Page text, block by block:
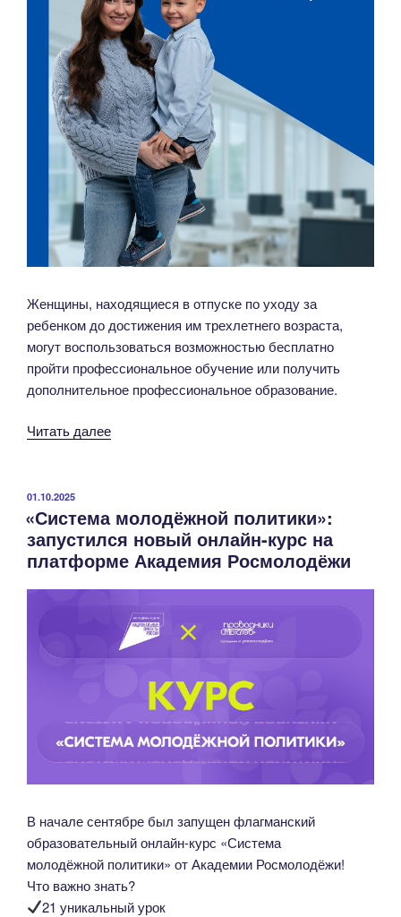
Женщины, находящиеся в отпуске по уходу за
ребенком до достижения им трехлетнего возраста,
могут воспользоваться возможностью бесплатно
пройти профессиональное обучение или получить
дополнительное профессиональное образование.
Читать далее«Бесплатное
в
отпуске
по
ОПУБЛИКОВАНО
01.10.2025
«Система молодёжной политики»:
запустился новый онлайн-курс на
платформе Академия Росмолодёжи
В начале сентябре был запущен флагманский
образовательный онлайн-курс «Система
молодёжной политики» от Академии Росмолодёжи!
Что важно знать?
21 уникальный урок